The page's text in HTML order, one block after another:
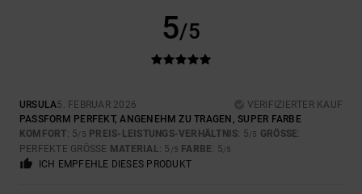
5/5
URSULA5. FEBRUAR 2026
VERIFIZIERTER KAUF
PASSFORM PERFEKT, ANGENEHM ZU TRAGEN, SUPER FARBE
KOMFORT: 5/5 PREIS-LEISTUNGS-VERHÄLTNIS: 5/5 GRÖSSE :
PERFEKTE GRÖSSE MATERIAL: 5 /5 FARBE: 5/5
ICH EMPFEHLE DIESES PRODUKT